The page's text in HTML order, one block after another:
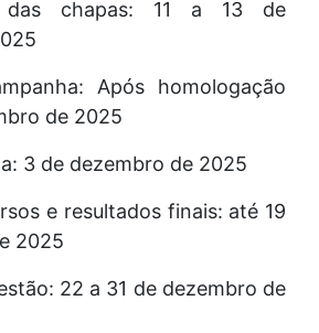
das chapas: 11 a 13 de
Após homologação
de 2025
3 de dezembro de 2025
e resultados finais: até 19
2025
22 a 31 de dezembro de